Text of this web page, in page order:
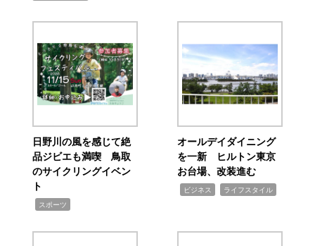
日野川の風を感じて絶
品ジビエも満喫 鳥取
のサイクリングイベン
ト
スポーツ
オールデイダイニング
を一新 ヒルトン東京
お台場、改装進む
ビジネス ライフスタイル